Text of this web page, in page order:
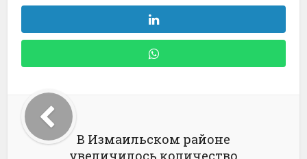
В Измаильском районе
увеличилось количество